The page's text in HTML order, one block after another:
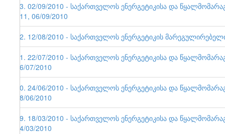
43. 02/09/2010 - საქართველოს ენერგეტიკისა და
111, 06/09/2010
42. 12/08/2010 - საქართველოს ენერგეტიკის
41. 22/07/2010 - საქართველოს ენერგეტიკისა და
26/07/2010
40. 24/06/2010 - საქართველოს ენერგეტიკისა და
28/06/2010
39. 18/03/2010 - საქართველოს ენერგეტიკისა და
24/03/2010